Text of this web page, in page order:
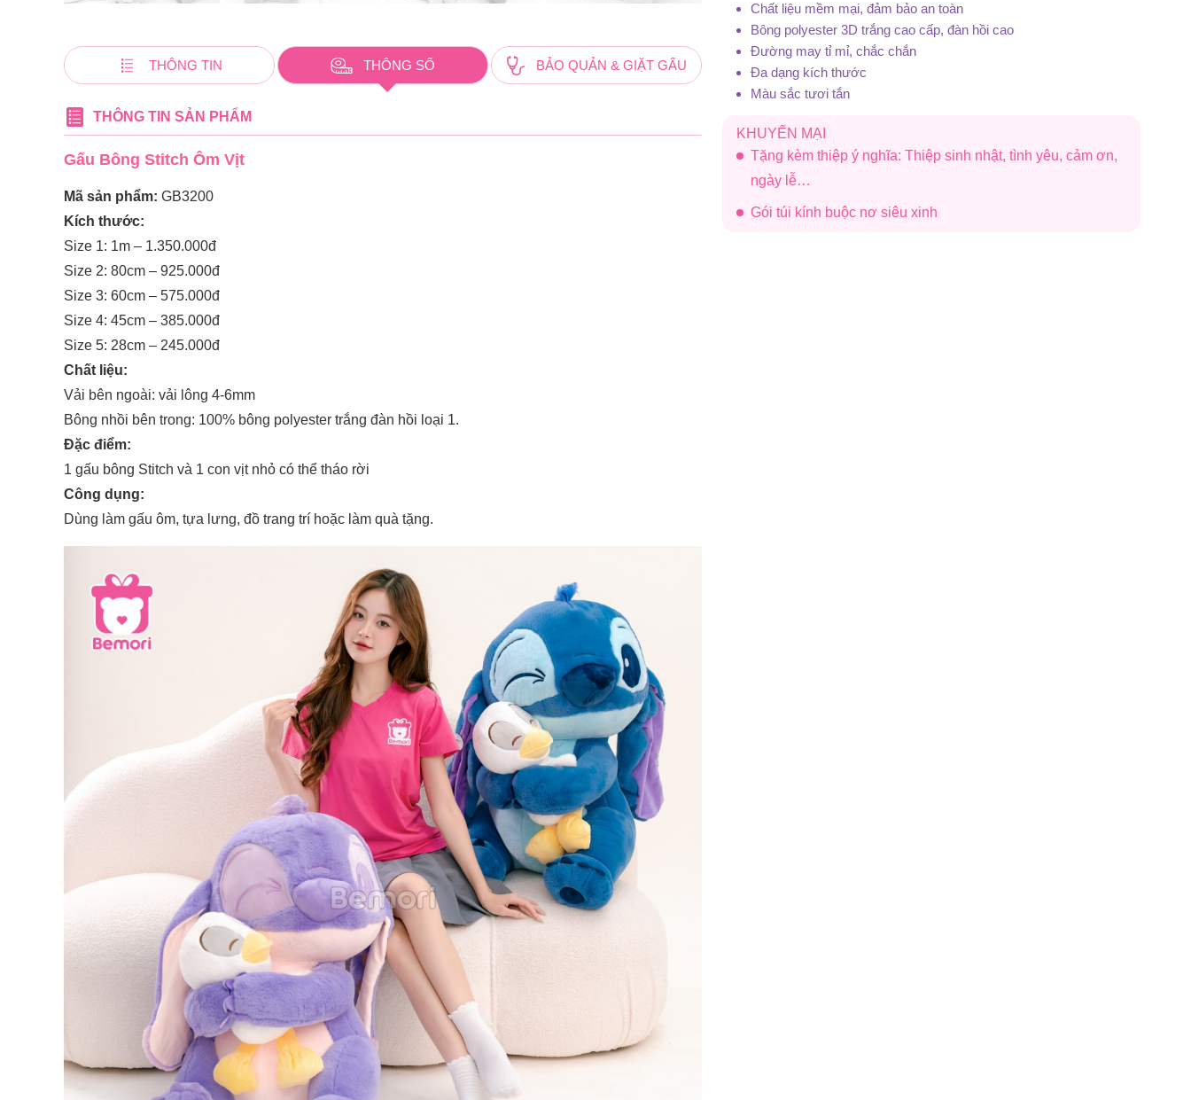
Chất liệu mềm mại, đảm bảo an toàn
Bông polyester 3D trắng cao cấp, đàn hồi cao
Đường may tỉ mỉ, chắc chắn
Đa dạng kích thước
Màu sắc tươi tắn
KHUYẾN MẠI
Tặng kèm thiệp ý nghĩa: Thiệp sinh nhật, tình yêu, cảm ơn,
ngày lễ…
Gói túi kính buộc nơ siêu xinh
THÔNG TIN THÔNG SỐ BẢO QUẢN & GIẶT GẤU
THÔNG TIN SẢN PHẨM
Gấu Bông Stitch Ôm Vịt
Mã sản phẩm: GB3200
Kích thước:
Size 1: 1m – 1.350.000đ
Size 2: 80cm – 925.000đ
Size 3: 60cm – 575.000đ
Size 4: 45cm – 385.000đ
Size 5: 28cm – 245.000đ
Chất liệu:
Vải bên ngoài: vải lông 4-6mm
Bông nhồi bên trong: 100% bông polyester trắng đàn hồi loại 1.
Đặc điểm:
1 gấu bông Stitch và 1 con vịt nhỏ có thể tháo rời
Công dụng:
Dùng làm gấu ôm, tựa lưng, đồ trang trí hoặc làm quà tặng.